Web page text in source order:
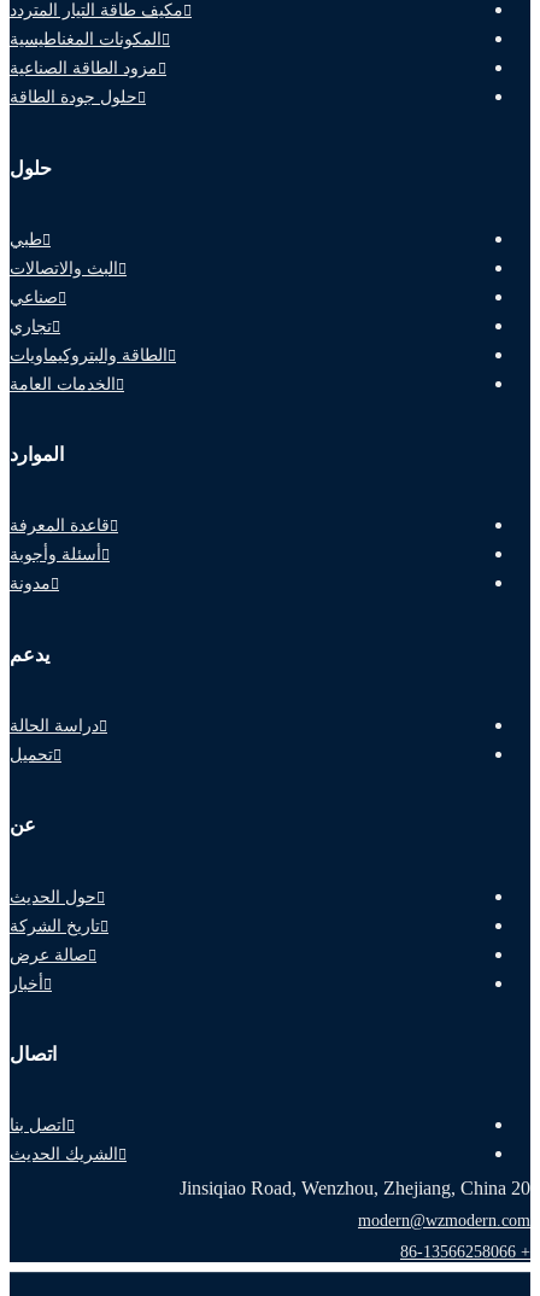
مكيف طاقة التيار المتردد
المكونات المغناطيسية
مزود الطاقة الصناعية
حلول جودة الطاقة
حلول
طبي
البث والاتصالات
صناعي
تجاري
الطاقة والبتروكيماويات
الخدمات العامة
الموارد
قاعدة المعرفة
أسئلة وأجوبة
مدونة
يدعم
دراسة الحالة
تحميل
عن
حول الحديث
تاريخ الشركة
صالة عرض
أخبار
اتصال
اتصل بنا
الشريك الحديث
20 Jinsiqiao Road, Wenzhou, Zhejiang, China
modern@wzmodern.com
+ 86-13566258066